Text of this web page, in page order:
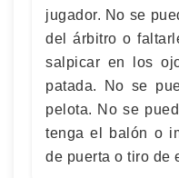
jugador. No se
del árbitro o
salpicar en los
patada. No se
pelota. No se
tenga el balón o
de puerta o tiro de